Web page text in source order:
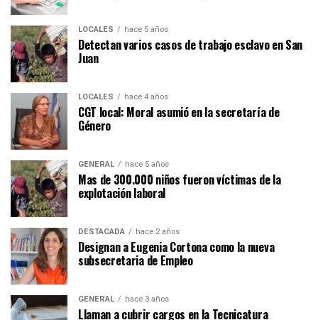
LOCALES hace 5 años
Detectan varios casos de trabajo esclavo en San
Juan
LOCALES hace 4 años
CGT local: Moral asumió en la secretaría de
Género
GENERAL hace 5 años
Mas de 300.000 niños fueron víctimas de la
explotación laboral
DESTACADA hace 2 años
Designan a Eugenia Cortona como la nueva
subsecretaria de Empleo
GENERAL hace 3 años
Llaman a cubrir cargos en la Tecnicatura